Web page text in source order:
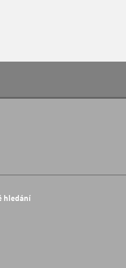
hledání